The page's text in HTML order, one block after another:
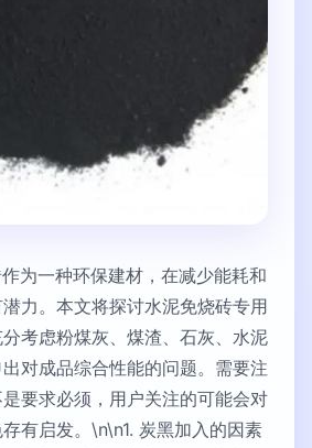
为一种环保建材，在减少能耗和
力。本文将探讨水泥免烧砖专用
考虑粉煤灰、煤渣、石灰、水泥
对成品综合性能的问题。需要注
要求必须，用户关注的可能会对
有启发。\n\n1. 炭黑加入的因素